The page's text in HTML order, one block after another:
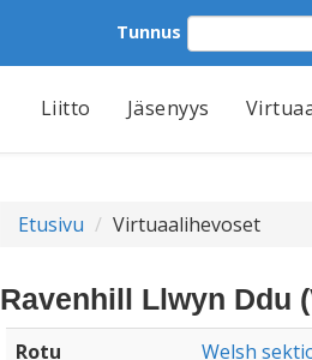
Tunnus
Liitto Jäsenyys
Etusivu Virtuaalihevoset
Ravenhill Llwyn Ddu
Rotu
Welsh